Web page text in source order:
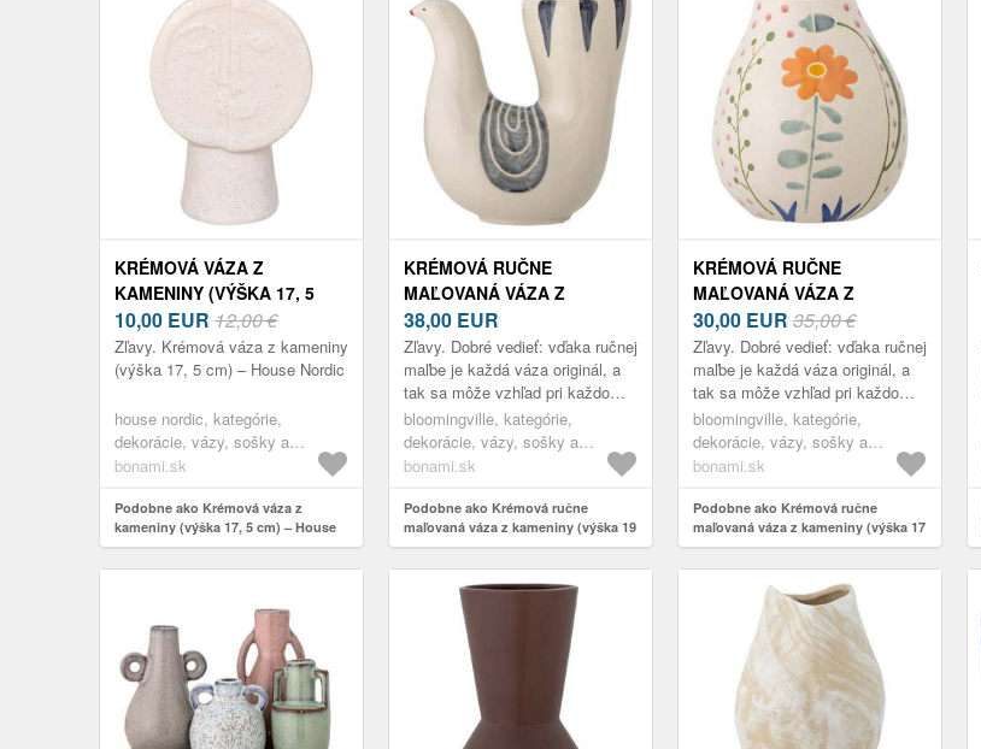
KRÉMOVÁ VÁZA Z
KAMENINY (VÝŠKA 17, 5
CM) – HOUSE NORDIC
10,00 EUR 12,00 €
Zľavy. Krémová váza z kameniny
(výška 17, 5 cm) – House Nordic
house nordic, kategórie,
dekorácie, vázy, sošky a
glóbusy, vázy
bonami.sk
Podobne ako Krémová váza z
kameniny (výška 17, 5 cm) – House
Nordic
KRÉMOVÁ RUČNE
MAĽOVANÁ VÁZA Z
KAMENINY (VÝŠKA 19 CM)
TRUDY – BLOOMINGVILLE
38,00 EUR
Zľavy. Dobré vedieť: vďaka ručnej
maľbe je každá váza originál, a
tak sa môže vzhľad pri každom
kuse ľahko líšiť.
bloomingville, kategórie,
dekorácie, vázy, sošky a
glóbusy, vázy
bonami.sk
Podobne ako Krémová ručne
maľovaná váza z kameniny (výška 19
cm) Trudy – Bloomingville
KRÉMOVÁ RUČNE
MAĽOVANÁ VÁZA Z
KAMENINY (VÝŠKA 17 CM)
TAZA – BLOOMINGVILLE
30,00 EUR 35,00 €
Zľavy. Dobré vedieť: vďaka ručnej
maľbe je každá váza originál, a
tak sa môže vzhľad pri každom
kuse ľahko líšiť.
bloomingville, kategórie,
dekorácie, vázy, sošky a
glóbusy, vázy
bonami.sk
Podobne ako Krémová ručne
maľovaná váza z kameniny (výška 17
cm) Taza – Bloomingville